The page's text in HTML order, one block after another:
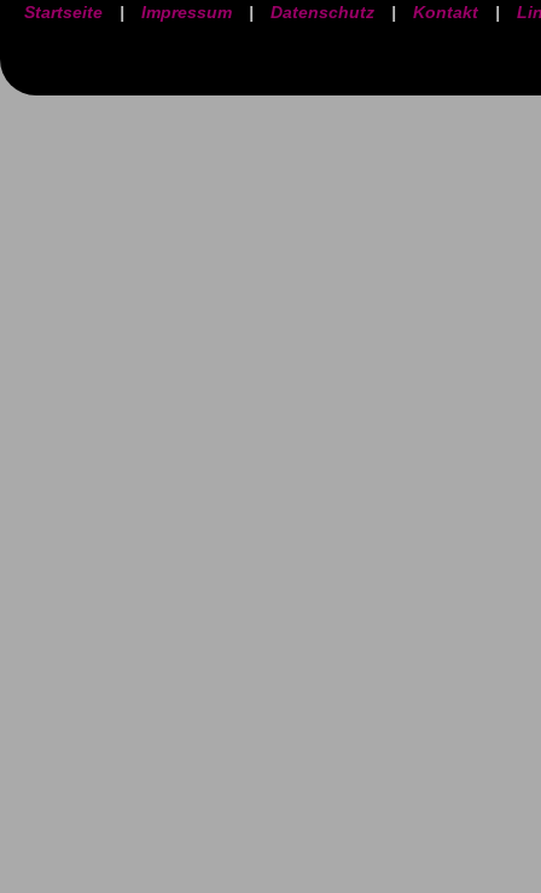
Startseite | Impressum | Datenschutz | Kontakt |